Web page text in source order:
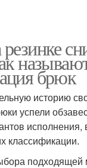
брюк
историю
успели
исполнения,
классификации.